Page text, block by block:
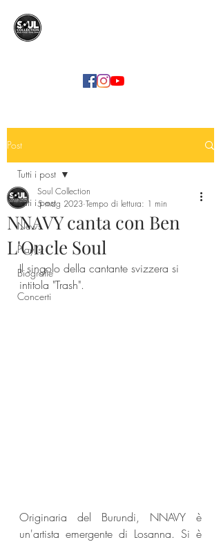
Post
Tutti i post
News
Playlist
Biografie
Concerti
Tutti i post
NNAVY canta con Ben
L'Oncle Soul
Soul Collection
5 mag 2023 Tempo di lettura: 1 min
Il singolo della cantante svizzera si
intitola "Trash".
Originaria del Burundi, NNAVY è
un'artista emergente di Losanna. Si è